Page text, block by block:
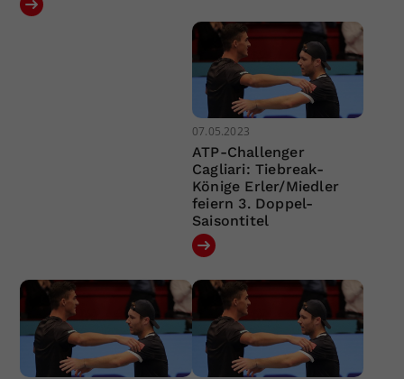
07.05.2023
ATP-Challenger
Cagliari: Tiebreak-
Könige Erler/Miedler
feiern 3. Doppel-
Saisontitel